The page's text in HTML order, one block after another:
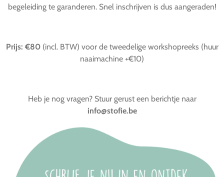
begeleiding te garanderen. Snel inschrijven is dus aangeraden!
Prijs: €80(incl. BTW) voor de tweedelige workshopreeks (huur
naaimachine +€10)
Heb je nog vragen? Stuur gerust een berichtje naar
info@stofie.be